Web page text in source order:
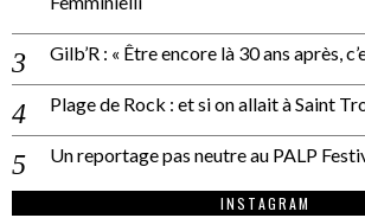
Gilb’R : « Être encore là 30 ans après,
Plage de Rock : et si on allait à Saint
Un reportage pas neutre au PALP
INSTAGRAM